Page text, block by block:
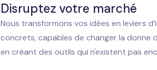
Disruptez votre marché
Nous transformons vos idées en leviers
concrets, capables de changer la donne
en créant des outils qui n'existent pas